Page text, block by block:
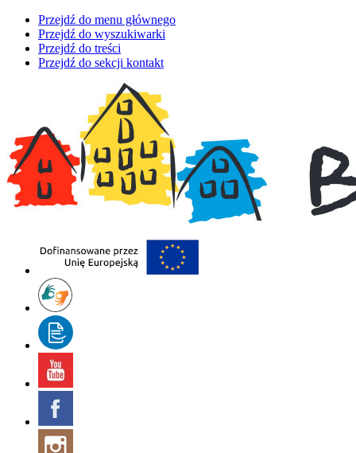
Przejdź do menu głównego
Przejdź do wyszukiwarki
Przejdź do treści
Przejdź do sekcji kontakt